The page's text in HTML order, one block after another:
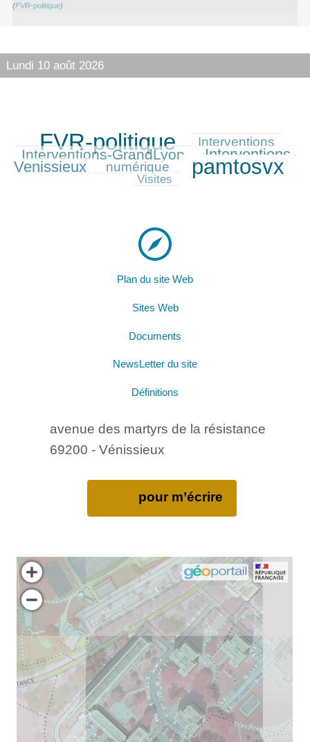
(FVR-politique)
Lundi 10 août 2026
1083/1083
FVR-politique
368/1083 Interventions
378/1083
Interventions-GrandLyon
515/1083 Interventions-
Venissieux
345/1083 numérique
952/1083 pamtosvx
203/1083
Visites
Plan du site Web
Sites Web
Documents
NewsLetter du site
Définitions
avenue des martyrs de la résistance
69200 - Vénissieux
pour m’écrire